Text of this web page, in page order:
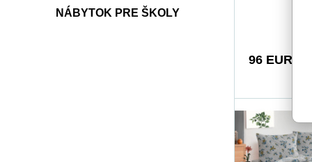
NÁBYTOK PRE ŠKOLY
harmonický
upokojujúci
podľa nálady.
dojem
vánku a
96 EUR